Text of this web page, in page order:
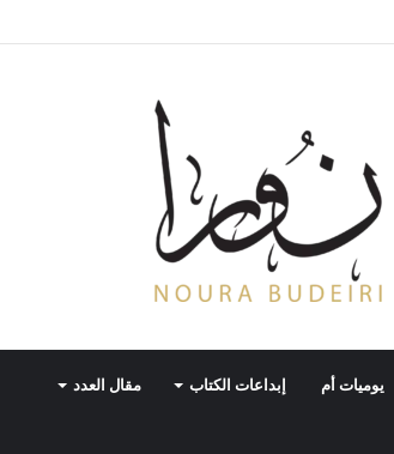
يوميات أم إبداعات الكتاب مقال العدد